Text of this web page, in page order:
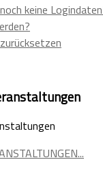
keine